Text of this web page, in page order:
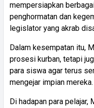
mempersiapkan
penghormatan dan
legislator yang akrab
Dalam kesempatan itu,
prosesi kurban, tetapi
para siswa agar terus
mengejar impian mereka.
Di hadapan para pelajar,